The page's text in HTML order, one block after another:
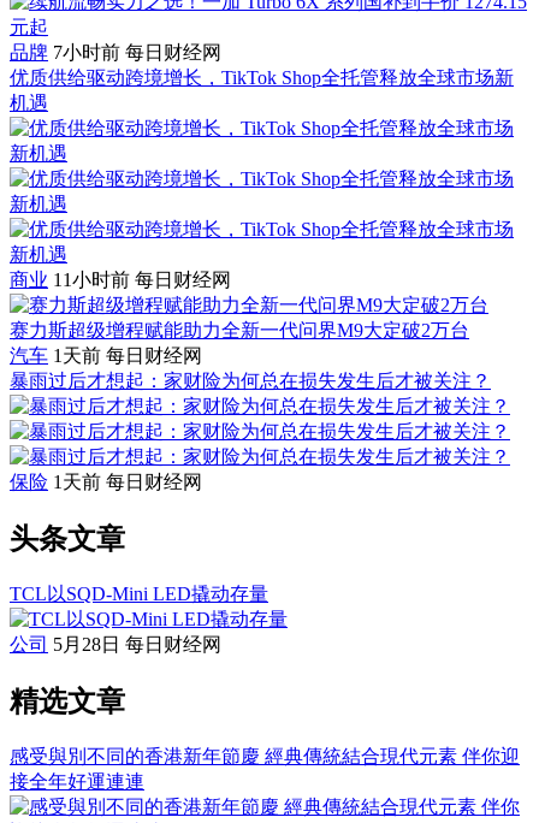
品牌 7小时前 每日财经网
优质供给驱动跨境增长，TikTok Shop全托管释放全球市场新
机遇
商业 11小时前 每日财经网
赛力斯超级增程赋能助力全新一代问界M9大定破2万台
汽车 1天前 每日财经网
暴雨过后才想起：家财险为何总在损失发生后才被关注？
保险 1天前 每日财经网
头条文章
TCL以SQD-Mini LED撬动存量
公司 5月28日 每日财经网
精选文章
感受與別不同的香港新年節慶 經典傳統結合現代元素 伴你迎
接全年好運連連